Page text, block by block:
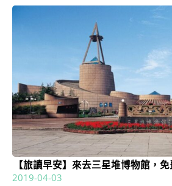
【旅讀早安】來去三星堆博物館，
2019-04-03